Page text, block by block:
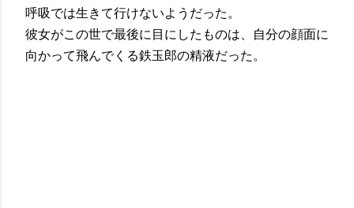
呼吸では生きて行けないようだった。
彼女がこの世で最後に目にしたものは、自分の顔面に
向かって飛んでくる鉄玉郎の精液だった。